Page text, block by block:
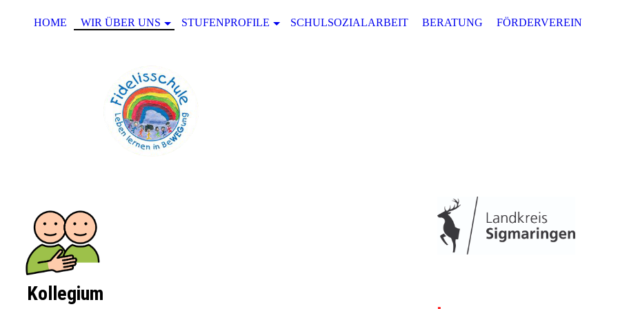
HOME WIR ÜBER UNS STUFENPROFILE SCHULSOZIALARBEIT BERATUNG FÖRDERVEREIN
Kollegium